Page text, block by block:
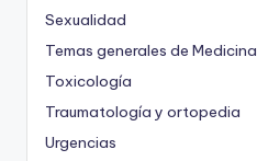
Sexualidad
Temas generales de Medicina
Toxicología
Traumatología y ortopedia
Urgencias